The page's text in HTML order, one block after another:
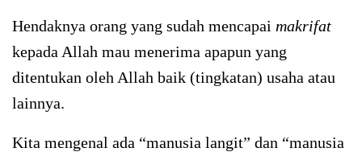
Hendaknya orang yang sudah mencapai makrifat
kepada Allah mau menerima apapun yang
ditentukan oleh Allah baik (tingkatan) usaha atau
lainnya.
Kita mengenal ada “manusia langit” dan “manusia